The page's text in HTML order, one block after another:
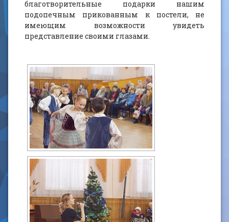
благотворительные подарки нашим
подопечным прикованным к постели, не
имеющим возможности увидеть
представление своими глазами.